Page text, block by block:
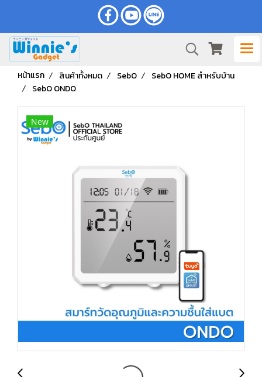
หน้าแรก สินค้าทั้งหมด SebO
SebO HOME สำหรับบ้าน
SebO ONDO
New